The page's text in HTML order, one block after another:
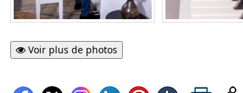
Voir plus de photos